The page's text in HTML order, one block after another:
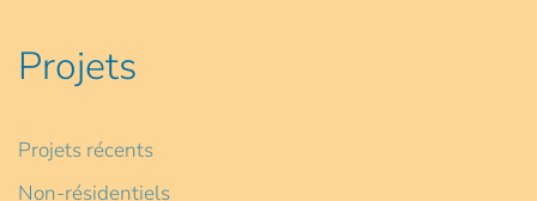
Projets
Projets récents
Non-résidentiels